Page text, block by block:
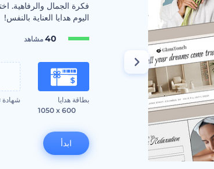
فكرة الجمال والرفاهية.
اليوم هدايا العناية بالنفس!
40مشاهد
بطاقة هدايا
1050 x 600
شهادة
ابدأ